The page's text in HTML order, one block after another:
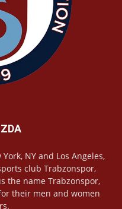
NY and Los Angeles,
club Trabzonspor,
the name Trabzonspor,
their men and women